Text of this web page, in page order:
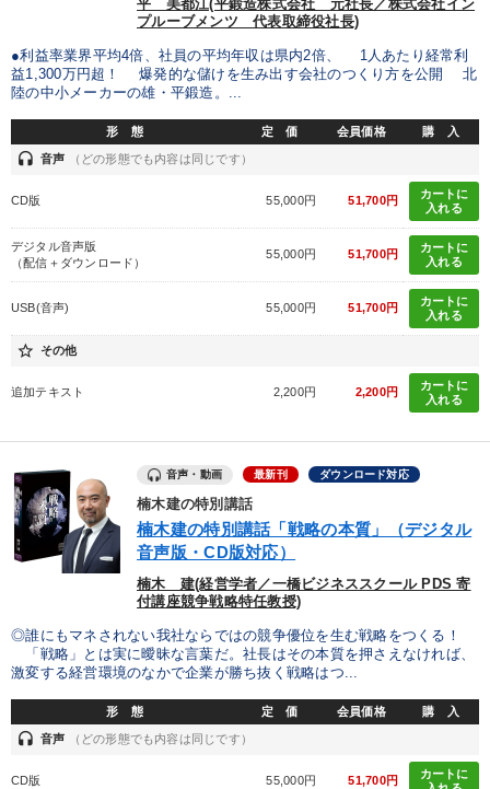
平 美都江(平鍛造株式会社 元社長／株式会社イン
プルーブメンツ 代表取締役社長)
●利益率業界平均4倍、社員の平均年収は県内2倍、 1人あたり経常利
益1,300万円超！ 爆発的な儲けを生み出す会社のつくり方を公開 北
陸の中小メーカーの雄・平鍛造。...
形 態 定 価 会員価格 購 入
headset 音声 （どの形態でも内容は同じです）
CD版 55,000円 51,700円
カートに
入れる
デジタル音声版
（配信＋ダウンロード）
55,000円 51,700円
カートに
入れる
USB(音声) 55,000円 51,700円
カートに
入れる
star_border その他
追加テキスト 2,200円 2,200円
カートに
入れる
音声・動画 最新刊 ダウンロード対応
楠木建の特別講話
楠木建の特別講話「戦略の本質」（デジタル
音声版・CD版対応）
楠木 建(経営学者／一橋ビジネススクール PDS 寄
付講座競争戦略特任教授)
◎誰にもマネされない我社ならではの競争優位を生む戦略をつくる！
「戦略」とは実に曖昧な言葉だ。社長はその本質を押さえなければ、
激変する経営環境のなかで企業が勝ち抜く戦略はつ...
形 態 定 価 会員価格 購 入
headset 音声 （どの形態でも内容は同じです）
CD版 55,000円 51,700円
カートに